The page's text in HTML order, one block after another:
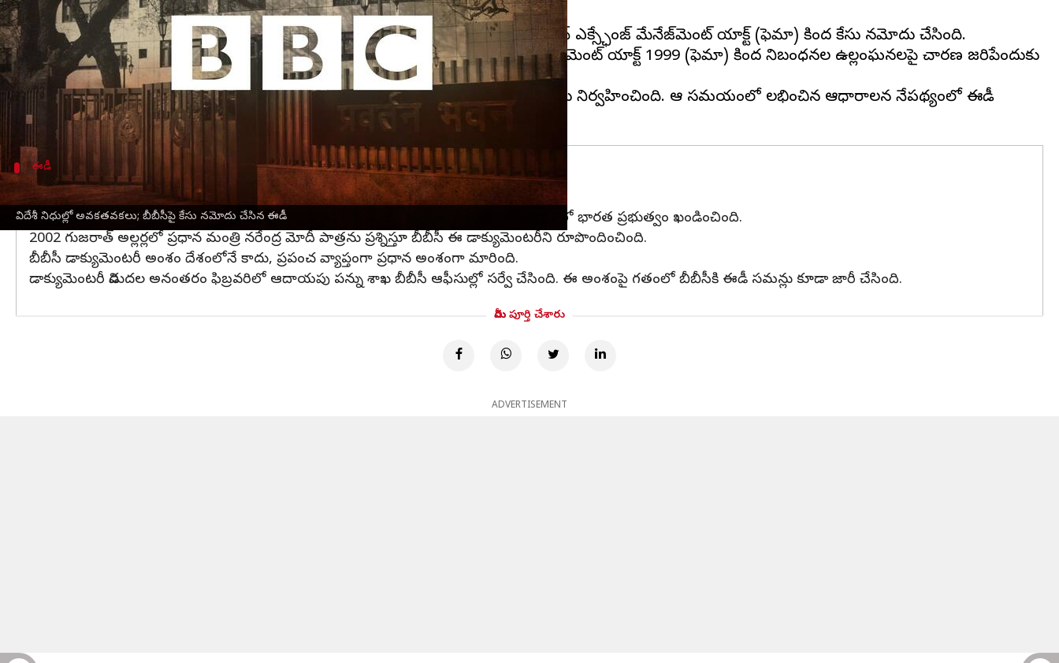
విదేశీ నిధుల్లో అవకతవకలు; బీబీసీపై కేసు నమోదు చేసిన ఈడీ
ఈ వార్తాకథనం ఏంటి
విదేశీ నిధుల్లో అవకతవకలు జరిగాయంటూ ఎన్‌ఫోర్స్‌మెంట్ డైరెక్టరేట్ బీబీసీ ఇండియాపై ఫారిన్ ఎక్స్ఛేంజ్ మేనేజ్‌మెంట్ యాక్ట్ (ఫెమా) కింద కేసు నమోదు చేసింది.
బీబీసీ ఇండియా ద్వారా విదేశీ నిధుల అవకతవకలు, నిధుల మళ్లింపు, ఫారిన్ ఎక్స్ఛేంజ్ మేనేజ్‌మెంట్ యాక్ట్ 1999 (ఫెమా) కింద నిబంధనల ఉల్లంఘనలపై విచారణ జరిపేందుకు
కేసు నమోదు చేసినట్లు అధికారిక వర్గాలు తెలిపాయి.
ఈ ఏడాది ఫిబ్రవరిలో దిల్లీ,ముంబైలోని బీబీసీ కార్యాలయాల్లో ఆదాయపు పన్ను శాఖ సోదాలు నిర్వహించింది. ఆ సమయంలో లభించిన ఆధారాలన నేపథ్యంలో ఈడీ
ఈడీ
ఫిబ్రవరిలో బీబీసీ ఆఫీసుల్లో ఆదాయపు పన్ను శాఖ సర్వే
వివాదాస్పదడాక్యుమెంటరీ, 'ఇండియా: ది మోదీ క్వశ్చన్'ను జనవరిలో బీబీసీ విడుదల చేసిన నేపథ్యంలో భారత ప్రభుత్వం ఖండించింది.
2002 గుజరాత్ అల్లర్లలో ప్రధాన మంత్రి నరేంద్ర మోదీ పాత్రను ప్రశ్నిస్తూ బీబీసీ ఈ డాక్యుమెంటరీని రూపొందించింది.
బీబీసీ డాక్యుమెంటరీ అంశం దేశంలోనే కాదు, ప్రపంచ వ్యాప్తంగా ప్రధాన అంశంగా మారింది.
డాక్యుమెంటరీ విడుదల అనంతరం ఫిబ్రవరిలో ఆదాయపు పన్ను శాఖ బీబీసీ ఆఫీసుల్లో సర్వే చేసింది. ఈ అంశంపై గతంలో బీబీసీకి ఈడీ సమన్లు ​​కూడా జారీ చేసింది.
మీరు పూర్తి చేశారు
ADVERTISEMENT